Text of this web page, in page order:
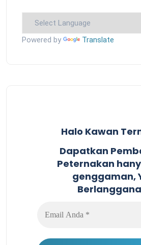
Powered by Translate
Halo Kawan
Dapatkan
Peternakan
genggaman,